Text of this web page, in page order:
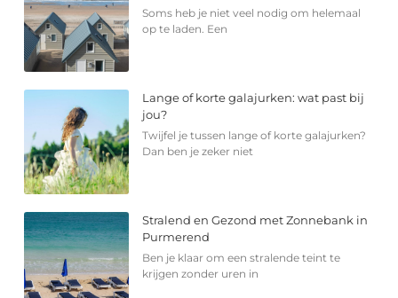
Soms heb je niet veel nodig om helemaal
op te laden. Een
Lange of korte galajurken: wat past bij
jou?
Twijfel je tussen lange of korte galajurken?
Dan ben je zeker niet
Stralend en Gezond met Zonnebank in
Purmerend
Ben je klaar om een stralende teint te
krijgen zonder uren in